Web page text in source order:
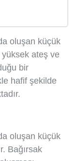
oluşan küçük
yüksek ateş ve
bir
hafif şekilde
oluşan küçük
Bağırsak